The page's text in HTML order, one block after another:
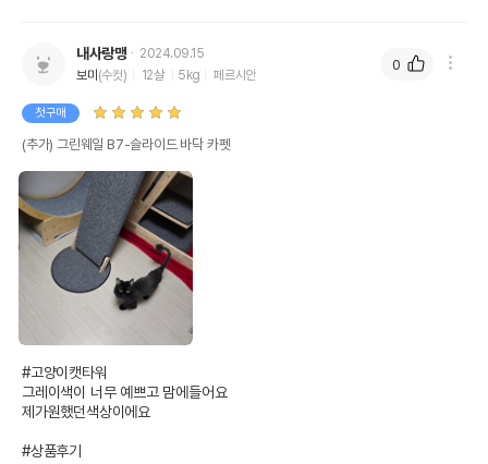
내사랑맹
2024.09.15
보미 (수컷) 12살 5kg 페르시안
첫구매
(추가) 그린웨일 B7-슬라이드 바닥 카펫
#고양이캣타워
그레이색이 너무 예쁘고 맘에들어요
제가원했던색상이에요
#상품후기
0